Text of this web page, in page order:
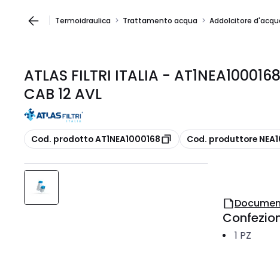
Termoidraulica Trattamento acqua Addolcitore
ATLAS FILTRI ITALIA -
CAB 12 AVL
copia
Cod. prodotto AT1NEA1000168 copia
Cod. produttore
1 PZ